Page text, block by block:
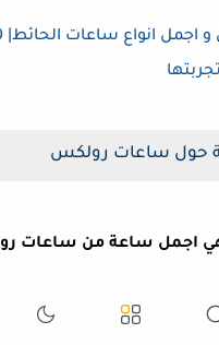
حول ساعات رولكس
اجمل ساعة من ساعات
: تعد ساعة رولكس